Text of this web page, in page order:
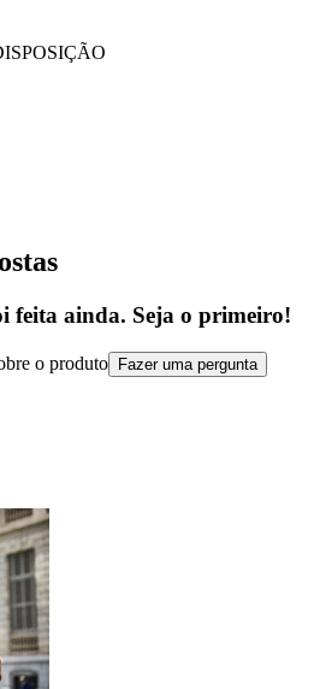
feita ainda. Seja o primeiro!
o produto Fazer uma pergunta